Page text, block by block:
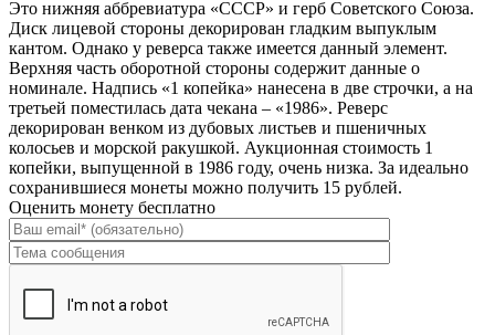
Это нижняя аббревиатура «СССР» и герб Советского Союза.
Диск лицевой стороны декорирован гладким выпуклым
кантом. Однако у реверса также имеется данный элемент.
Верхняя часть оборотной стороны содержит данные о
номинале. Надпись «1 копейка» нанесена в две строчки, а на
третьей поместилась дата чекана – «1986». Реверс
декорирован венком из дубовых листьев и пшеничных
колосьев и морской ракушкой. Аукционная стоимость 1
копейки, выпущенной в 1986 году, очень низка. За идеально
сохранившиеся монеты можно получить 15 рублей.
Оценить монету бесплатно